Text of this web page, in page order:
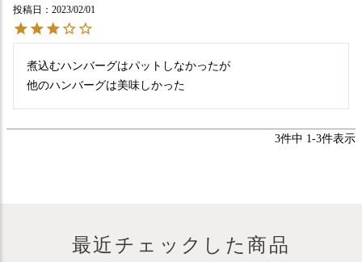
投稿日
2023/02/01
煮込むハンバーグはパットしなかったが
他のハンバーグは美味しかった
3件中 1-3件表示
最近チェックした商品